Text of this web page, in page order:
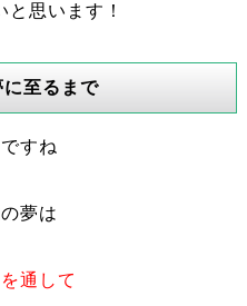
思います！
至るまで
すね
夢は
通して